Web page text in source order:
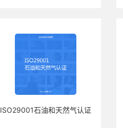
ISO29001石油和天然气认证